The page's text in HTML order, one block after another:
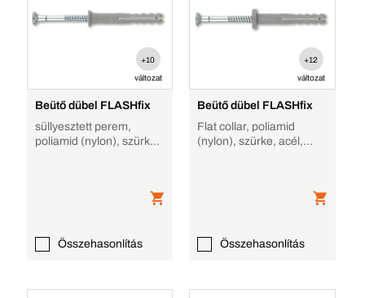
+10
változat
Beütő dübel FLASHfix
süllyesztett perem,
poliamid (nylon), szürke,
Összehasonlítás
+12
változat
Beütő dübel FLASHfix
Flat collar, poliamid
(nylon), szürke, acél,
Összehasonlítás